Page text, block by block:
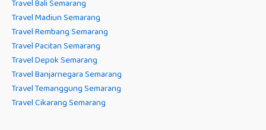
Travel Bali Semarang
Travel Madiun Semarang
Travel Rembang Semarang
Travel Pacitan Semarang
Travel Depok Semarang
Travel Banjarnegara Semarang
Travel Temanggung Semarang
Travel Cikarang Semarang